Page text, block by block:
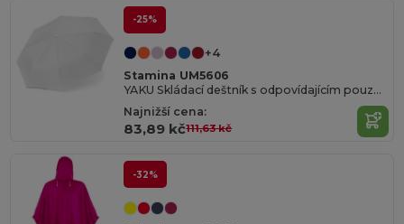
-25%
+4
Stamina UM5606
YAKU Skládací deštník s odpovídajícím pouzdrem
Najnižší cena:
83,89 kč111,63 kč
-32%